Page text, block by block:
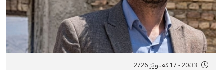
20:33 - 17 گەلاوێژ 2726